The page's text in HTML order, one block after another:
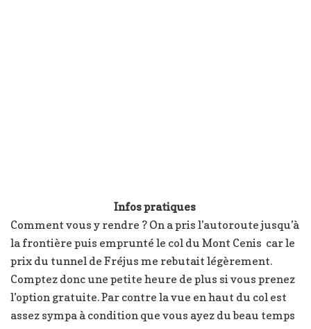
Infos pratiques
Comment vous y rendre ? On a pris l’autoroute jusqu’à
la frontière puis emprunté le col du Mont Cenis car le
prix du tunnel de Fréjus me rebutait légèrement.
Comptez donc une petite heure de plus si vous prenez
l’option gratuite. Par contre la vue en haut du col est
assez sympa à condition que vous ayez du beau temps